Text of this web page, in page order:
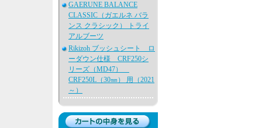
GAERUNE BALANCE
CLASSIC（ガエルネ バラ
ンス クラシック） トライ
アルブーツ
Rikizoh ブッシュシート ロ
ーダウン仕様 CRF250シ
リーズ（MD47）
CRF250L（30㎜） 用（2021
～）